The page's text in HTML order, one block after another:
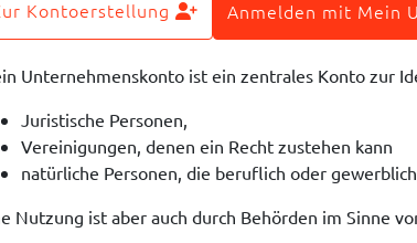
Anmelden mit Mein
Kontoerstellung
Unternehmenskonto ist ein zentrales Konto zur
Juristische Personen,
Vereinigungen, denen ein Recht zustehen kann
natürliche Personen, die beruflich oder
Nutzung ist aber auch durch Behörden im Sinne